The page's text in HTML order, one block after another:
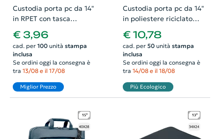
Custodia porta pc da 14"
in RPET con tasca
frontale e zip 36x26cm
€ 3,96
cad. per 100unità stampa
inclusa
Se ordini oggi la consegna è
tra 13/08 e il 17/08
Miglior Prezzo
Custodia porta pc da 14"
in poliestere riciclato
certificato con maniglia
per il trasporto e tasca
anteriore 26x3x36cm
€ 10,78
cad. per 50unità stampa
inclusa
Se ordini oggi la consegna è
tra 14/08 e il 18/08
Più Ecologico